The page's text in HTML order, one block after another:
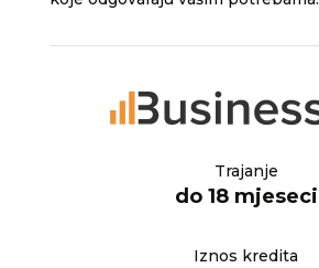
Trajanje
do 18 mjeseci
Iznos kredita